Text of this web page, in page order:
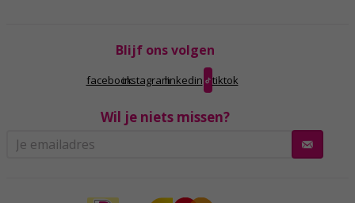
Blijf ons volgen
facebookinstagramlinkedin tiktok
Wil je niets missen?